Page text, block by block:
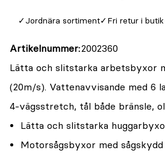
Jordnära sortiment Fri retur i butik
Artikelnummer 2002360
Lätta och slitstarka arbetsbyxor
(20m/s). Vattenavvisande med 6
4-vägsstretch, tål både bränsle,
Lätta och slitstarka
Motorsågsbyxor med sågskydd